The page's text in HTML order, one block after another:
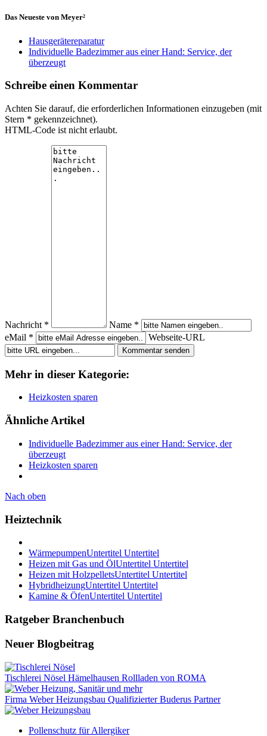
Das Neueste von Meyer²
Hausgerätereparatur
Individuelle Badezimmer aus einer Hand: Service, der
überzeugt
Schreibe einen Kommentar
Achten Sie darauf, die erforderlichen Informationen einzugeben (mit
Stern * gekennzeichnet).
HTML-Code ist nicht erlaubt.
Nachricht *
Name *
eMail *
Webseite-URL
Mehr in dieser Kategorie:
Heizkosten sparen
Ähnliche Artikel
Individuelle Badezimmer aus einer Hand: Service, der
überzeugt
Heizkosten sparen
Nach oben
Heiztechnik
WärmepumpenUntertitel Untertitel
Heizen mit Gas und ÖlUntertitel Untertitel
Heizen mit HolzpelletsUntertitel Untertitel
HybridheizungUntertitel Untertitel
Kamine & ÖfenUntertitel Untertitel
Ratgeber Branchenbuch
Neuer Blogbeitrag
Tischlerei Nösel Hämelhausen Rollladen von ROMA
Firma Weber Heizungsbau Qualifizierter Buderus Partner
Pollenschutz für Allergiker